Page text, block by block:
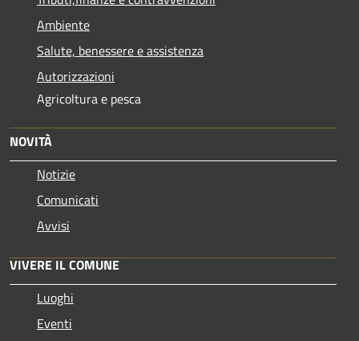
Ambiente
Salute, benessere e assistenza
Autorizzazioni
Agricoltura e pesca
NOVITÀ
Notizie
Comunicati
Avvisi
VIVERE IL COMUNE
Luoghi
Eventi